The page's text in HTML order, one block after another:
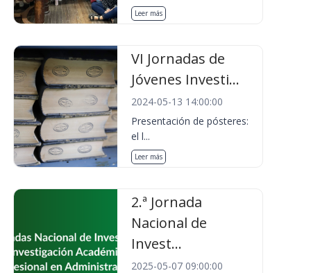
Leer más
VI Jornadas de
Jóvenes Investi...
2024-05-13 14:00:00
Presentación de pósteres:
el l...
Leer más
2.ª Jornada
Nacional de
Invest...
2025-05-07 09:00:00